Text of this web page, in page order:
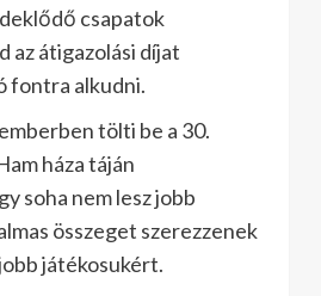
csapatok
az átigazolási díjat
fontra alkudni.
tölti be a 30.
háza táján
soha nem lesz jobb
összeget szerezzenek
játékosukért.